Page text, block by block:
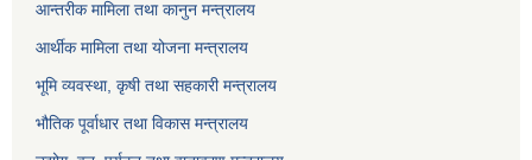
आन्तरीक मामिला तथा कानुन मन्त्रालय
आर्थीक मामिला तथा योजना मन्त्रालय
भूमि व्यवस्था, कृषी तथा सहकारी मन्त्रालय
भौतिक पूर्वाधार तथा विकास मन्त्रालय